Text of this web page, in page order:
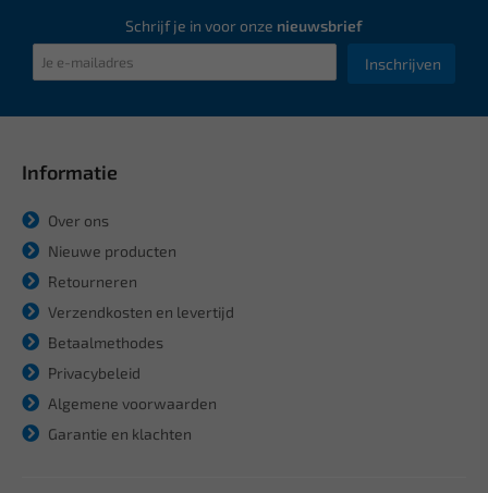
Schrijf je in voor onze nieuwsbrief
Inschrijven
Informatie
Over ons
Nieuwe producten
Retourneren
Verzendkosten en levertijd
Betaalmethodes
Privacybeleid
Algemene voorwaarden
Garantie en klachten